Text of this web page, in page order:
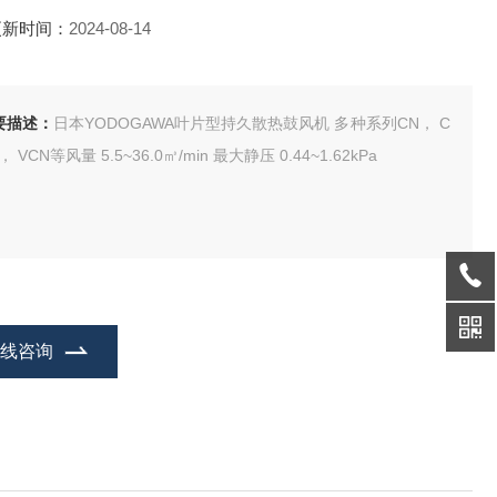
时间： 2024-08-14
描述： 日本YODOGAWA叶片型持久散热鼓风机 多种系列CN， C
CN， VCN等风量 5.5~36.0㎥/min 最大静压 0.44~1.62kPa
咨询